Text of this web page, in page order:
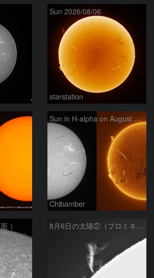
Sun 2026/08/06
starstation
Sun in H-alpha on August 6, 2026
Chibamber
） 8月6日の太陽②（プロミネン北東縁 ）